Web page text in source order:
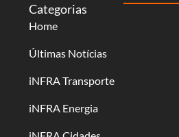
Categorias
Home
Últimas Notícias
iNFRA Transporte
iNFRA Energia